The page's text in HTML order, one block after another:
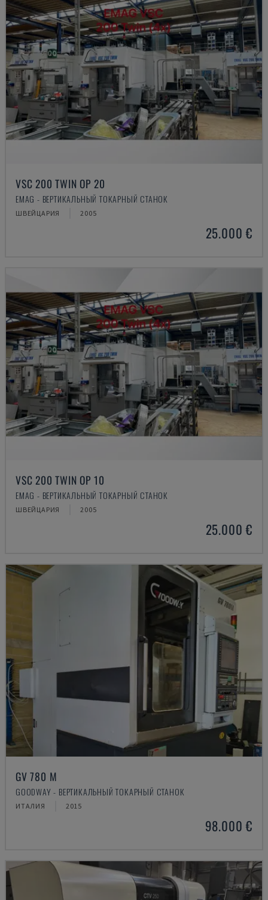
VSC 200 TWIN OP 20
EMAG - ВЕРТИКАЛЬНЫЙ ТОКАРНЫЙ СТАНОК
ШВЕЙЦАРИЯ 2005
25.000 €
VSC 200 TWIN OP 10
EMAG - ВЕРТИКАЛЬНЫЙ ТОКАРНЫЙ СТАНОК
ШВЕЙЦАРИЯ 2005
25.000 €
GV 780 M
GOODWAY - ВЕРТИКАЛЬНЫЙ ТОКАРНЫЙ СТАНОК
ИТАЛИЯ 2015
98.000 €